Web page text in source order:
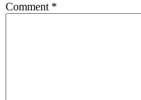
Comment *